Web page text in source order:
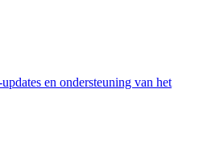
en ondersteuning van het